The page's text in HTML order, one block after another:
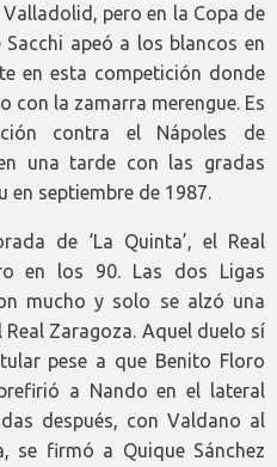
pero en la Copa de
apeó a los blancos en
en esta competición donde
con la zamarra merengue. Es
contra el Nápoles de
una tarde con las gradas
en septiembre de 1987.
de ‘La Quinta’, el Real
en los 90. Las dos Ligas
mucho y solo se alzó una
Real Zaragoza. Aquel duelo sí
pese a que Benito Floro
a Nando en el lateral
después, con Valdano al
se firmó a Quique Sánchez